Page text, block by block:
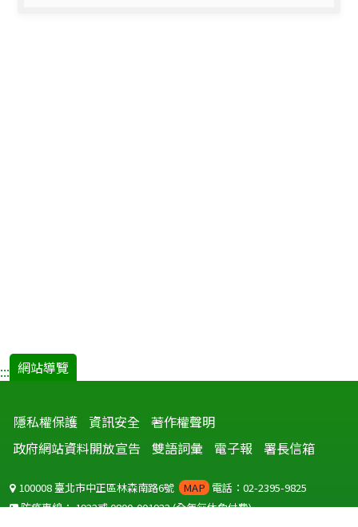
::: 網站導覽
隱私權保護 資訊安全 著作權聲明
政府網站資料開放宣告
雙語詞彙 電子報 署長信箱
100008 臺北市中正區林森南路6號 MAP 電話：02-2395-9825
防疫專線：1922或0800-001922(全年無休免付費)